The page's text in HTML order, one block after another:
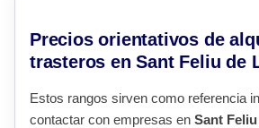
Precios orientativos de
trasteros en Sant Feliu de
Estos rangos sirven como referencia
contactar con empresas en Sant